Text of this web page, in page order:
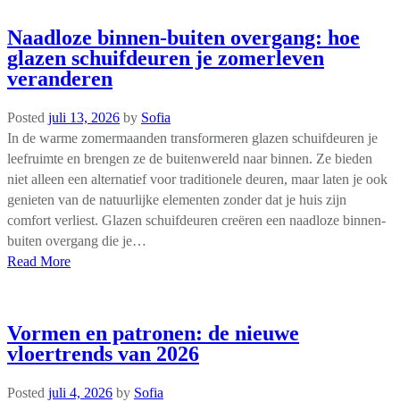
Naadloze binnen-buiten overgang: hoe
glazen schuifdeuren je zomerleven
veranderen
Posted juli 13, 2026 by Sofia
In de warme zomermaanden transformeren glazen schuifdeuren je
leefruimte en brengen ze de buitenwereld naar binnen. Ze bieden
niet alleen een alternatief voor traditionele deuren, maar laten je ook
genieten van de natuurlijke elementen zonder dat je huis zijn
comfort verliest. Glazen schuifdeuren creëren een naadloze binnen-
buiten overgang die je…
Read More
Vormen en patronen: de nieuwe
vloertrends van 2026
Posted juli 4, 2026 by Sofia